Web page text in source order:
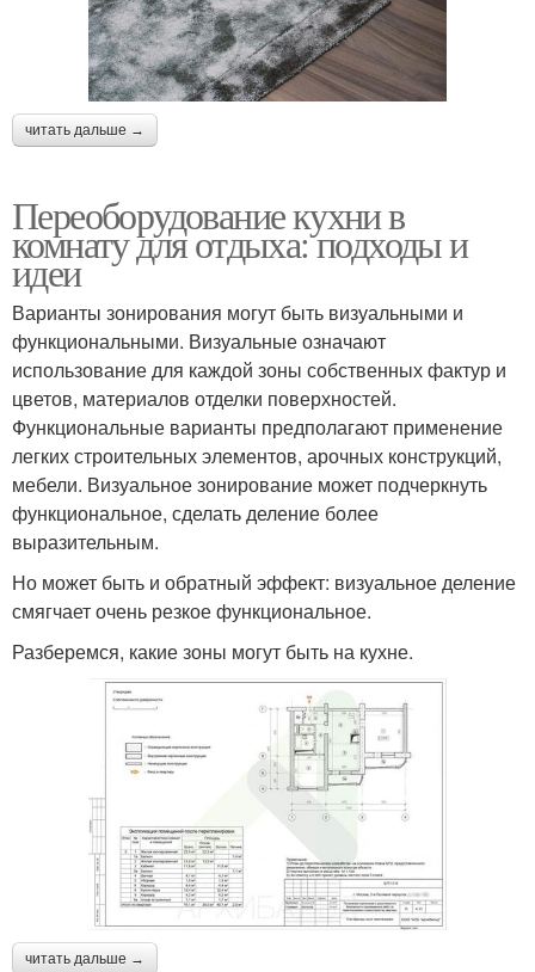
читать дальше →
Переоборудование кухни в
комнату для отдыха: подходы и
идеи
Варианты зонирования могут быть визуальными и
функциональными. Визуальные означают
использование для каждой зоны собственных фактур и
цветов, материалов отделки поверхностей.
Функциональные варианты предполагают применение
легких строительных элементов, арочных конструкций,
мебели. Визуальное зонирование может подчеркнуть
функциональное, сделать деление более
выразительным.
Но может быть и обратный эффект: визуальное деление
смягчает очень резкое функциональное.
Разберемся, какие зоны могут быть на кухне.
читать дальше →